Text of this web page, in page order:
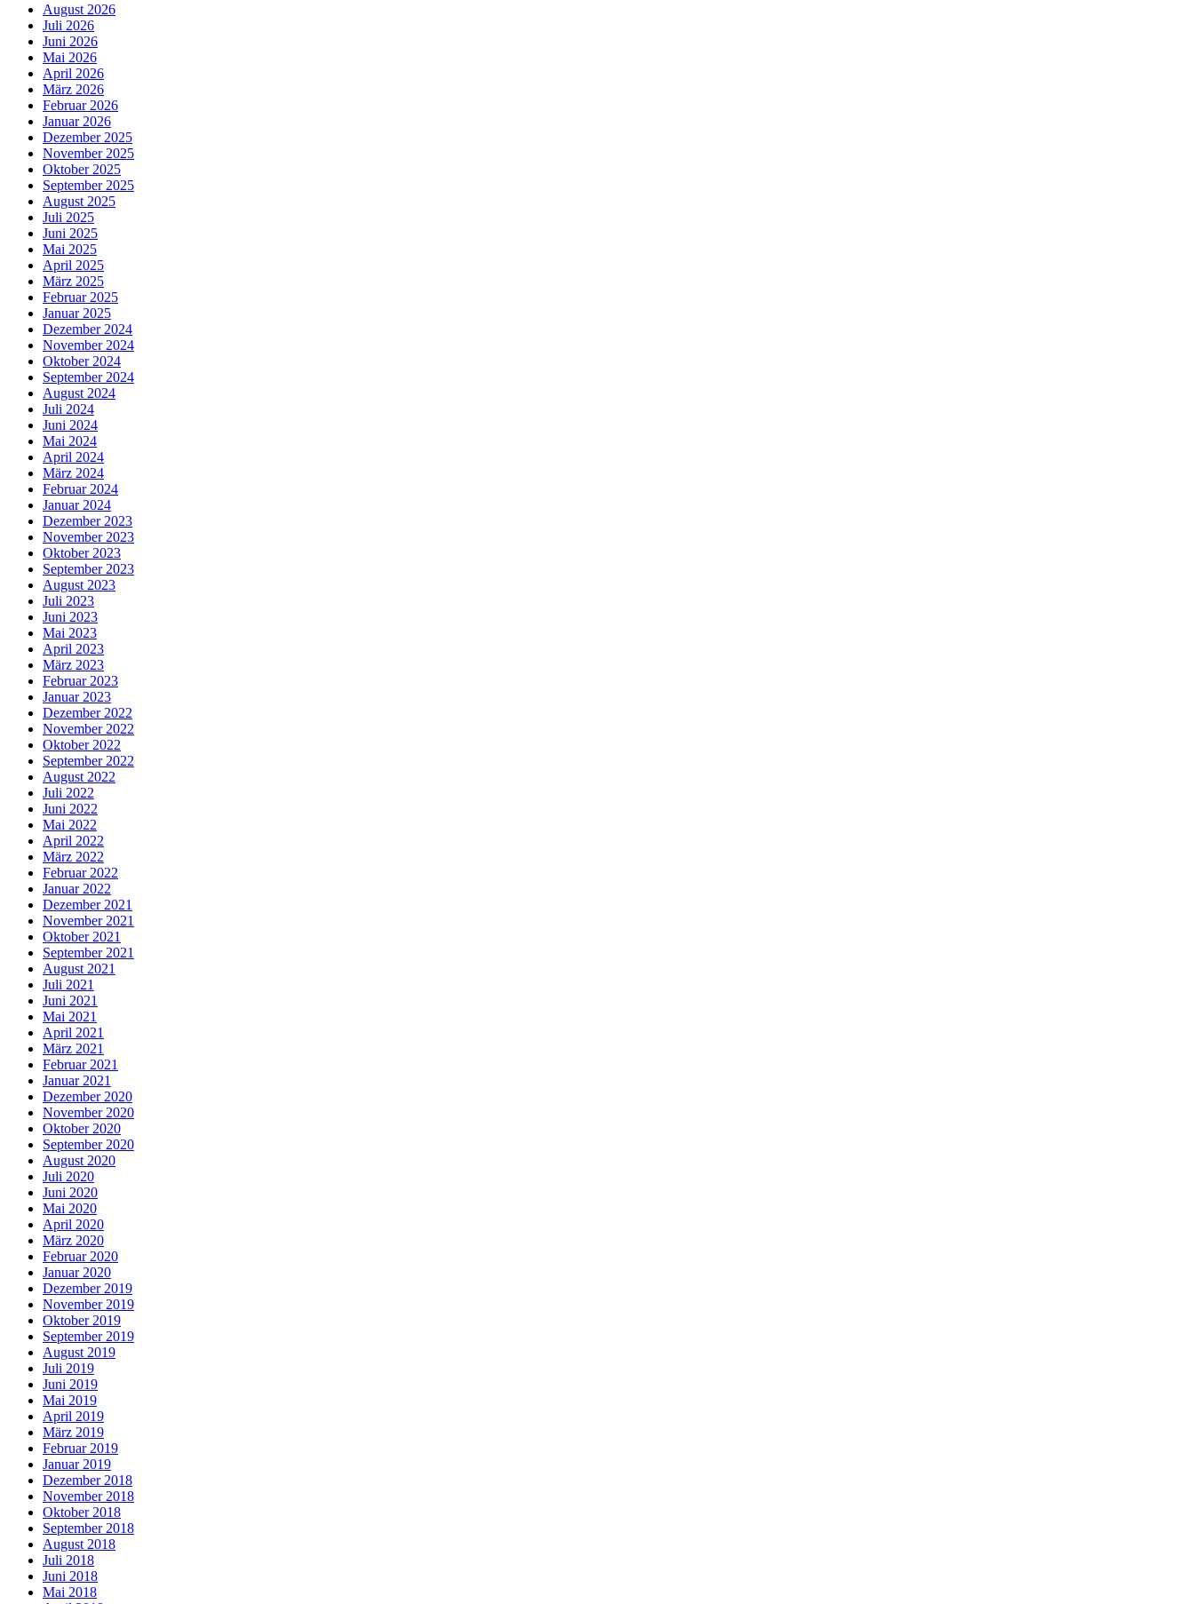
August 2026
Juli 2026
Juni 2026
Mai 2026
April 2026
März 2026
Februar 2026
Januar 2026
Dezember 2025
November 2025
Oktober 2025
September 2025
August 2025
Juli 2025
Juni 2025
Mai 2025
April 2025
März 2025
Februar 2025
Januar 2025
Dezember 2024
November 2024
Oktober 2024
September 2024
August 2024
Juli 2024
Juni 2024
Mai 2024
April 2024
März 2024
Februar 2024
Januar 2024
Dezember 2023
November 2023
Oktober 2023
September 2023
August 2023
Juli 2023
Juni 2023
Mai 2023
April 2023
März 2023
Februar 2023
Januar 2023
Dezember 2022
November 2022
Oktober 2022
September 2022
August 2022
Juli 2022
Juni 2022
Mai 2022
April 2022
März 2022
Februar 2022
Januar 2022
Dezember 2021
November 2021
Oktober 2021
September 2021
August 2021
Juli 2021
Juni 2021
Mai 2021
April 2021
März 2021
Februar 2021
Januar 2021
Dezember 2020
November 2020
Oktober 2020
September 2020
August 2020
Juli 2020
Juni 2020
Mai 2020
April 2020
März 2020
Februar 2020
Januar 2020
Dezember 2019
November 2019
Oktober 2019
September 2019
August 2019
Juli 2019
Juni 2019
Mai 2019
April 2019
März 2019
Februar 2019
Januar 2019
Dezember 2018
November 2018
Oktober 2018
September 2018
August 2018
Juli 2018
Juni 2018
Mai 2018